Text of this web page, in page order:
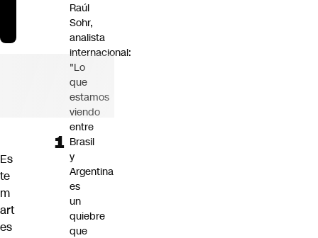
Es
te
m
art
es
Raúl
Sohr,
analista
internacional:
"Lo
que
estamos
viendo
entre
Brasil
y
Argentina
es
un
quiebre
que